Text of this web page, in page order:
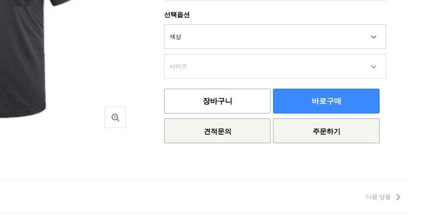
선택옵션
장바구니 바로구매
견적문의 주문하기
다음 상품